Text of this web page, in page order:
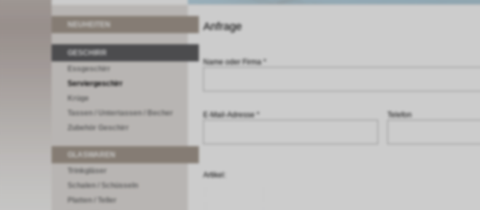
GESCHIRR
Essgeschirr
Serviergeschirr
Krüge
Tassen / Untertassen / Becher
Zubehör Geschirr
Trinkgläser
Schalen / Schüsseln
Platten / Teller
Anfrage
Name oder Firma *
E-Mail-Adresse * Telefon
Artikel: